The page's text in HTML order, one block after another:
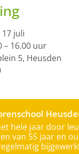
juli
– 16.00 uur
5, Heusden
hele jaar door
van 55 jaar en